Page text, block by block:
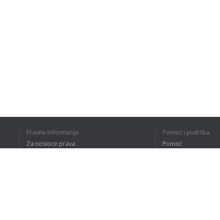
Pravne informacije
Za nosioce prava
Pomoć i podrška
Pomoć